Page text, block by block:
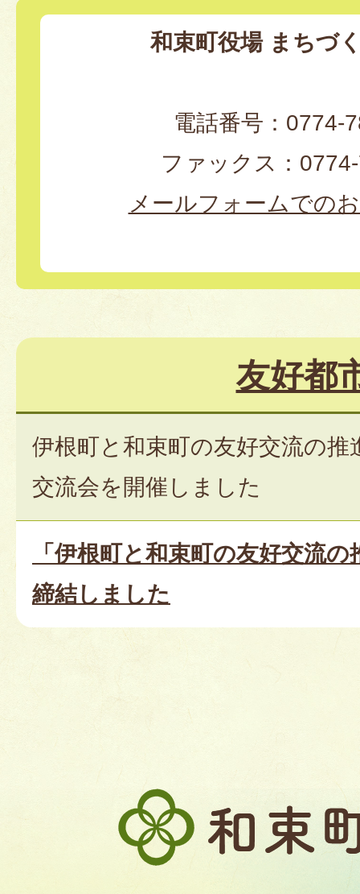
和束町役場 まちづ
電話番号：0774-
ファックス：
メールフォームでの
友好都
伊根町と和束町の友好交流の推
交流会を開催しました
「伊根町と和束町の友好交流
締結しました
和
束